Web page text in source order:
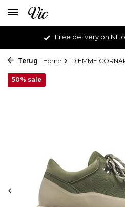
Free delivery on NL
Terug Home DIEMME
50% sale